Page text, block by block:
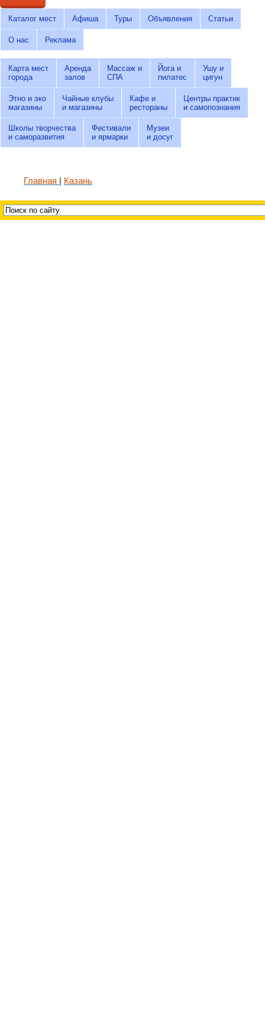
Каталог мест Афиша Туры Объявления Статьи
О нас Реклама
Карта мест
города
Аренда
залов
Массаж и
СПА
Йога и
пилатес
Ушу и
цигун
Этно и эко
магазины
Чайные клубы
и магазины
Кафе и
рестораны
Центры практик
и самопознания
Школы творчества
и саморазвития
Фестивали
и ярмарки
Музеи
и досуг
Главная Казань